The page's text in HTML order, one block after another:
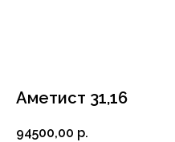
Аметист 31,16
94500,00 р.